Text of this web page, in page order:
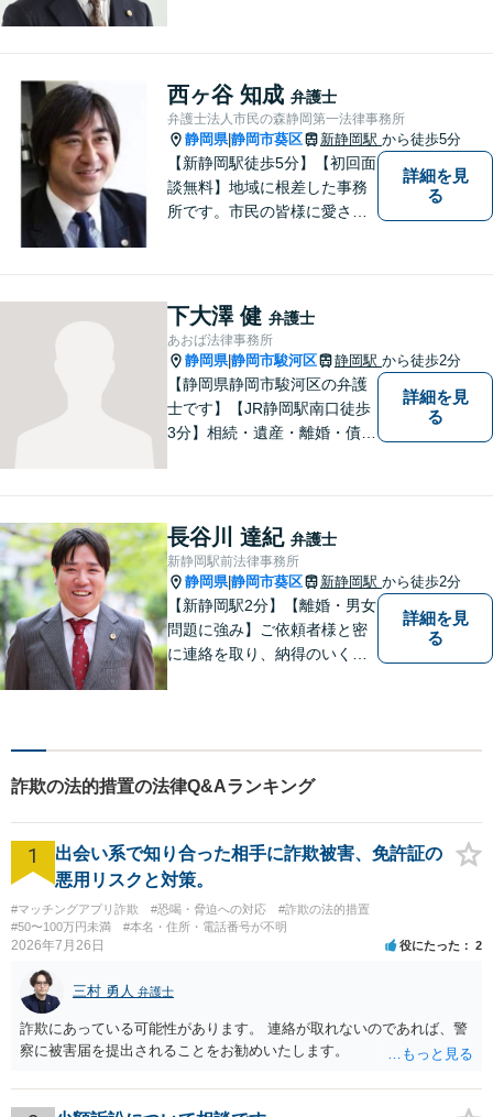
向き合うことを心がけていま
す。法人・個人事業主の事業
再建・債務整理の問題解決に
自信があります。
西ヶ谷 知成 弁護士
弁護士法人市民の森静岡第一法律事務所
静岡県|静岡市葵区 新静岡駅 から徒歩5分
【新静岡駅徒歩5分】【初回面
談無料】地域に根差した事務
所です。市民の皆様に愛され
軽にご連絡ください。
詳細を見
る
下大澤 健 弁護士
あおば法律事務所
静岡県|静岡市駿河区 静岡駅 から徒歩2分
【静岡県静岡市駿河区の弁護
士です】【JR静岡駅南口徒歩
3分】相続・遺産・離婚・債務
整理など企業に関わる問題を
幅広く取り扱っております。
どうぞお気軽にご相談くださ
い。
詳細を見
る
長谷川 達紀 弁護士
新静岡駅前法律事務所
静岡県|静岡市葵区 新静岡駅 から徒歩2分
【新静岡駅2分】【離婚・男女
問題に強み】ご依頼者様と密
に連絡を取り、納得のいく解
的に行っております。お困り
でしたら、お気軽にご相談く
ださい！
詳細を見
る
詐欺の法的措置の法律Q&Aランキング
1
出会い系で知り合った相手に詐欺被害、免許証の
悪用リスクと対策。
#マッチングアプリ詐欺 #恐喝・脅迫への対応
#詐欺の法的措置
#50〜100万円未満
#本名・住所・電話番号が不明
2026年7月26日 役にたった 2
三村 勇人 弁護士
詐欺にあっている可能性があります。 連絡が取れないのであれば、警
察に被害届を提出されることをお勧めいたします。